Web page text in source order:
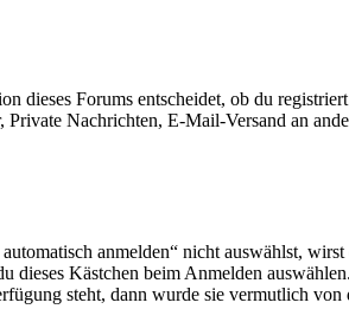
Forums entscheidet, ob du
Nachrichten, E-Mail-Versand an
anmelden“ nicht auswählst,
dieses Kästchen beim Anmelden
steht, dann wurde sie vermutlich